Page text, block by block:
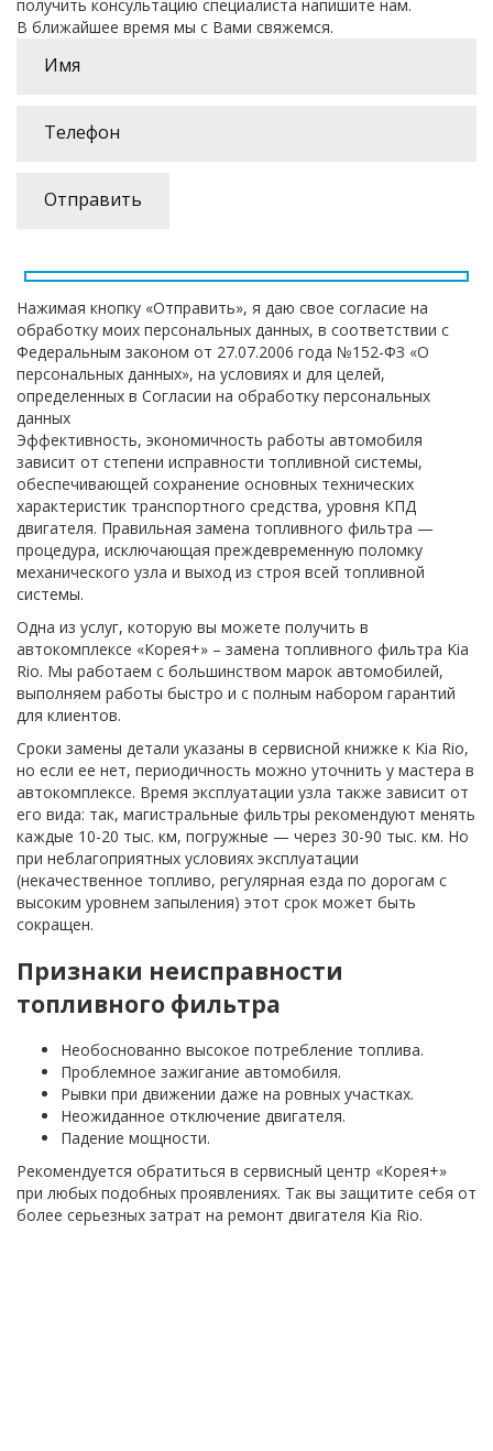
получить консультацию специалиста напишите нам.
В ближайшее время мы с Вами свяжемся.
Нажимая кнопку «Отправить», я даю свое согласие на
обработку моих персональных данных, в соответствии с
Федеральным законом от 27.07.2006 года №152-ФЗ «О
персональных данных», на условиях и для целей,
определенных в Согласии на обработку персональных
данных
Эффективность, экономичность работы автомобиля
зависит от степени исправности топливной системы,
обеспечивающей сохранение основных технических
характеристик транспортного средства, уровня КПД
двигателя. Правильная замена топливного фильтра —
процедура, исключающая преждевременную поломку
механического узла и выход из строя всей топливной
системы.
Одна из услуг, которую вы можете получить в
автокомплексе «Корея+» – замена топливного фильтра Kia
Rio. Мы работаем с большинством марок автомобилей,
выполняем работы быстро и с полным набором гарантий
для клиентов.
Сроки замены детали указаны в сервисной книжке к Kia Rio,
но если ее нет, периодичность можно уточнить у мастера в
автокомплексе. Время эксплуатации узла также зависит от
его вида: так, магистральные фильтры рекомендуют менять
каждые 10-20 тыс. км, погружные — через 30-90 тыс. км. Но
при неблагоприятных условиях эксплуатации
(некачественное топливо, регулярная езда по дорогам с
высоким уровнем запыления) этот срок может быть
сокращен.
Признаки неисправности
топливного фильтра
Необоснованно высокое потребление топлива.
Проблемное зажигание автомобиля.
Рывки при движении даже на ровных участках.
Неожиданное отключение двигателя.
Падение мощности.
Рекомендуется обратиться в сервисный центр «Корея+»
при любых подобных проявлениях. Так вы защитите себя от
более серьезных затрат на ремонт двигателя Kia Rio.